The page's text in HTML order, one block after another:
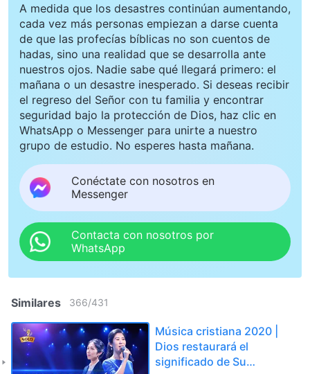
A medida que los desastres continúan aumentando,
cada vez más personas empiezan a darse cuenta
de que las profecías bíblicas no son cuentos de
hadas, sino una realidad que se desarrolla ante
nuestros ojos. Nadie sabe qué llegará primero: el
mañana o un desastre inesperado. Si deseas recibir
el regreso del Señor con tu familia y encontrar
seguridad bajo la protección de Dios, haz clic en
WhatsApp o Messenger para unirte a nuestro
grupo de estudio. No esperes hasta mañana.
Conéctate con nosotros en
Messenger
Contacta con nosotros por
WhatsApp
Similares 366/431
Música cristiana 2020 |
Dios restaurará el
significado de Su